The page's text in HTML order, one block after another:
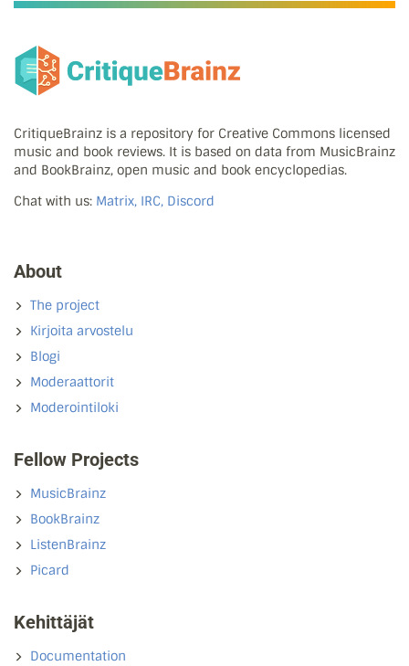
CritiqueBrainz is a repository for Creative Commons licensed
music and book reviews. It is based on data from MusicBrainz
and BookBrainz, open music and book encyclopedias.
Chat with us: Matrix, IRC, Discord
About
The project
Kirjoita arvostelu
Blogi
Moderaattorit
Moderointiloki
Fellow Projects
MusicBrainz
BookBrainz
ListenBrainz
Picard
Kehittäjät
Documentation